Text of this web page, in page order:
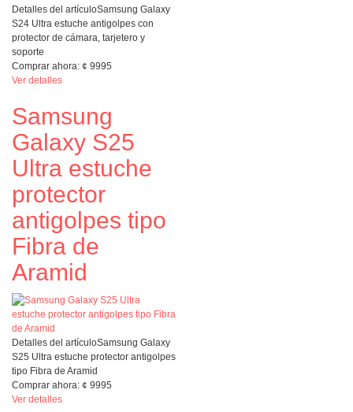
Detalles del artículoSamsung Galaxy
S24 Ultra estuche antigolpes con
protector de cámara, tarjetero y
soporte
Comprar ahora: ¢ 9995
Ver detalles
Samsung
Galaxy S25
Ultra estuche
protector
antigolpes tipo
Fibra de
Aramid
Detalles del artículoSamsung Galaxy
S25 Ultra estuche protector antigolpes
tipo Fibra de Aramid
Comprar ahora: ¢ 9995
Ver detalles